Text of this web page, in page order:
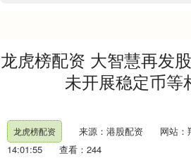
龙虎榜配资 大智慧再发
未开展稳定币等
龙虎榜配资 来源：港股配资 网站：
14:01:55
查看：244